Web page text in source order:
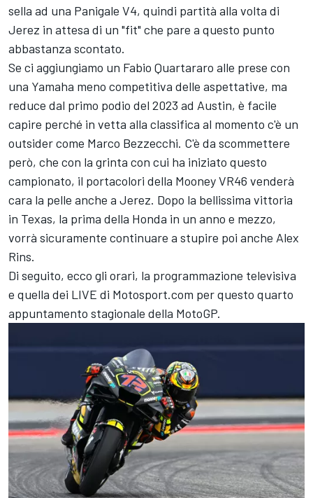
sella ad una Panigale V4, quindi partità alla volta di
Jerez in attesa di un "fit" che pare a questo punto
abbastanza scontato.
Se ci aggiungiamo un Fabio Quartararo alle prese con
una Yamaha meno competitiva delle aspettative, ma
reduce dal primo podio del 2023 ad Austin, è facile
capire perché in vetta alla classifica al momento c'è un
outsider come Marco Bezzecchi. C'è da scommettere
però, che con la grinta con cui ha iniziato questo
campionato, il portacolori della Mooney VR46 venderà
cara la pelle anche a Jerez. Dopo la bellissima vittoria
in Texas, la prima della Honda in un anno e mezzo,
vorrà sicuramente continuare a stupire poi anche Alex
Rins.
Di seguito, ecco gli orari, la programmazione televisiva
e quella dei LIVE di Motosport.com per questo quarto
appuntamento stagionale della MotoGP.